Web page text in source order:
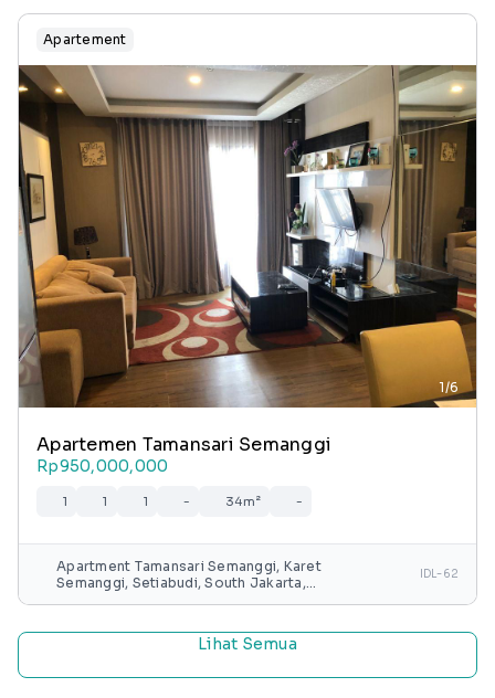
Apartement
1/6
Apartemen Tamansari Semanggi
Rp950,000,000
1 1 1 - 34m² -
Apartment Tamansari Semanggi, Karet
Semanggi, Setiabudi, South Jakarta,
IDL-62
Lihat Semua